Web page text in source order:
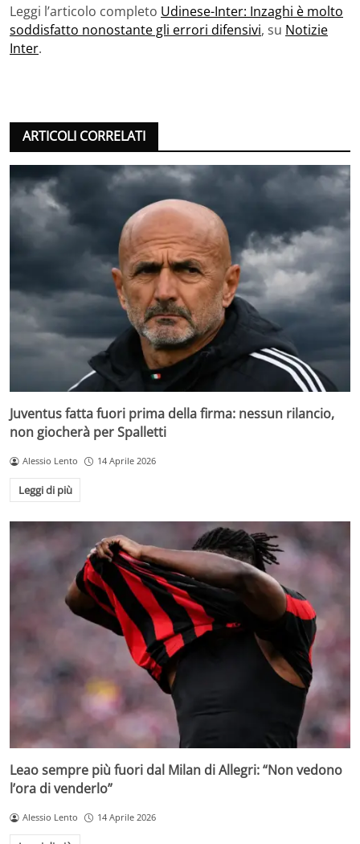
Leggi l’articolo completo Udinese-Inter: Inzaghi è molto
soddisfatto nonostante gli errori difensivi, su Notizie
Inter.
ARTICOLI CORRELATI
Juventus fatta fuori prima della firma: nessun rilancio,
non giocherà per Spalletti
Alessio Lento 14 Aprile 2026
Leggi di più
Leao sempre più fuori dal Milan di Allegri: “Non vedono
l’ora di venderlo”
Alessio Lento 14 Aprile 2026